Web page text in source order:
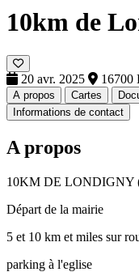
10km de
20 avr. 2025 16700
A propos Cartes
Informations de contact
A propos
10KM DE LONDIGNY
Départ de la mairie
5 et 10 km et miles sur
parking à l'eglise